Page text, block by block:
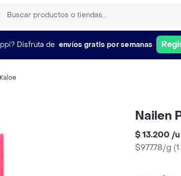
Disfruta de envíos gratis por semanas
Kaloe
Nailen
$ 13.200 /u
$977.78/g (